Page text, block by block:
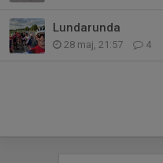
Lundarunda
28 maj, 21:57 4